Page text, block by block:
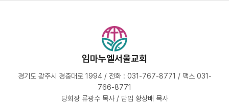
임마누엘서울교회
경기도 광주시 경충대로 1994 / 전화 : 031-767-8771 / 팩스 031-
766-8771
당회장 류광수 목사 / 담임 황상배 목사